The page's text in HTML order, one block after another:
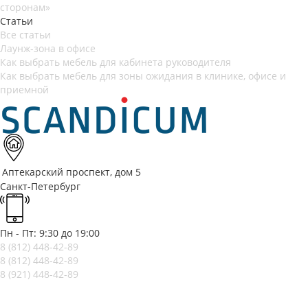
сторонам»
Статьи
Все статьи
Лаунж-зона в офисе
Как выбрать мебель для кабинета руководителя
Как выбрать мебель для зоны ожидания в клинике, офисе и
приемной
Аптекарский проспект, дом 5
Санкт-Петербург
Пн - Пт: 9:30 до 19:00
8 (812) 448-42-89
8 (812) 448-42-89
8 (921) 448-42-89